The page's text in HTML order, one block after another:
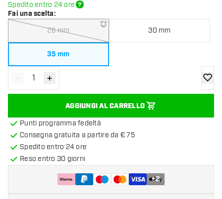
Spedito entro 24 ore
Fai una scelta:
26 mm 30 mm
35 mm
Diminuisci quantità
- Aumenta quantità
+
AGGIUNGI AL CARRELLO
Punti programma fedeltà
Consegna gratuita a partire da € 75
Spedito entro 24 ore
Reso entro 30 giorni
+2